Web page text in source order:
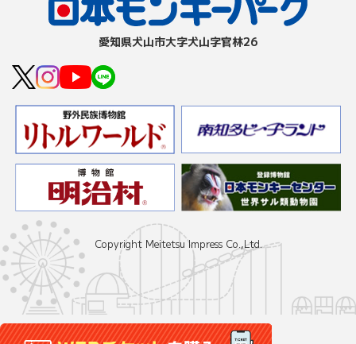
愛知県⽝⼭市⼤字⽝⼭字官林26
Copyright Meitetsu Impress Co.,Ltd.